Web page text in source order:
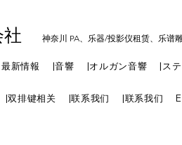
神奈川 PA、乐器/投影仪租赁、乐谱
最新情報 |音響 |オルガン音響 |ス
|双排键相关 |联系我们 |联系我们